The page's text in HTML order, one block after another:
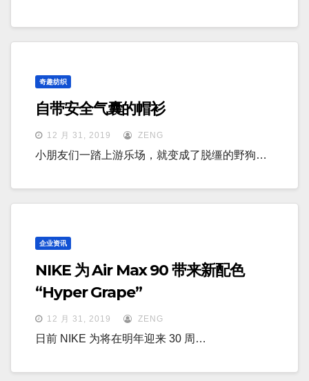
奇趣纺织
自带安全气囊的帽衫
12 月 31, 2019 ZENG
小朋友们一踏上游乐场，就变成了脱缰的野狗…
企业资讯
NIKE 为 Air Max 90 带来新配色
“Hyper Grape”
12 月 31, 2019 ZENG
日前 NIKE 为将在明年迎来 30 周…